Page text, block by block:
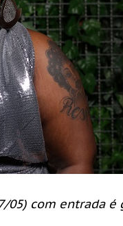
05) com entrada é